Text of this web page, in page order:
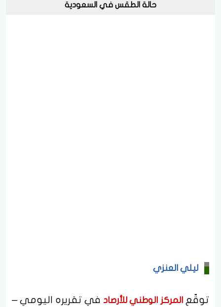
حالة الطقس في السعودية
ليلي العنزي
توقّعالمركز الوطني للأرصاد في تقريره اليومي –